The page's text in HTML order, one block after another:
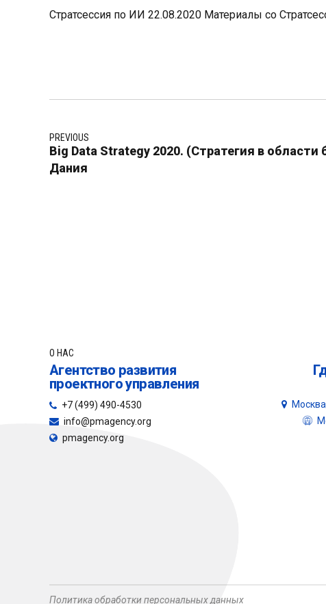
Стратсессия по ИИ 22.08.2020 Материалы со
PREVIOUS
Big Data Strategy 2020. (Стратегия в
Дания
О НАС
Агентство развития
проектного управления
+7 (499) 490-4530
info@pmagency.org
pmagency.org
Политика обработки персональных данных